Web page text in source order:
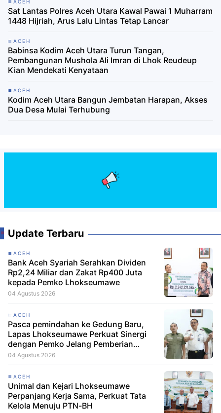
ACEH
Sat Lantas Polres Aceh Utara Kawal Pawai 1 Muharram
1448 Hijriah, Arus Lalu Lintas Tetap Lancar
ACEH
Babinsa Kodim Aceh Utara Turun Tangan,
Pembangunan Mushola Ali Imran di Lhok Reudeup
Kian Mendekati Kenyataan
ACEH
Kodim Aceh Utara Bangun Jembatan Harapan, Akses
Dua Desa Mulai Terhubung
Update Terbaru
ACEH
Bank Aceh Syariah Serahkan Dividen
Rp2,24 Miliar dan Zakat Rp400 Juta
kepada Pemko Lhokseumawe
04 Agustus 2026
ACEH
Pasca pemindahan ke Gedung Baru,
Lapas Lhokseumawe Perkuat Sinergi
dengan Pemko Jelang Pemberian
Remisi HUT RI
04 Agustus 2026
ACEH
Unimal dan Kejari Lhokseumawe
Perpanjang Kerja Sama, Perkuat Tata
Kelola Menuju PTN-BH